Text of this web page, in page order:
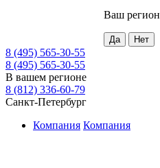
Ваш регион
8 (495) 565-30-55
8 (495) 565-30-55
В вашем регионе
8 (812) 336-60-79
Санкт-Петербург
Компания Компания